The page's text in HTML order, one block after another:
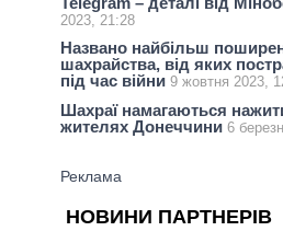
2023, 21:28
Названо найбільш
шахрайства, від яких
під час війни 9 жовтня 2023,
Шахраї намагаються
жителях Донеччини 6